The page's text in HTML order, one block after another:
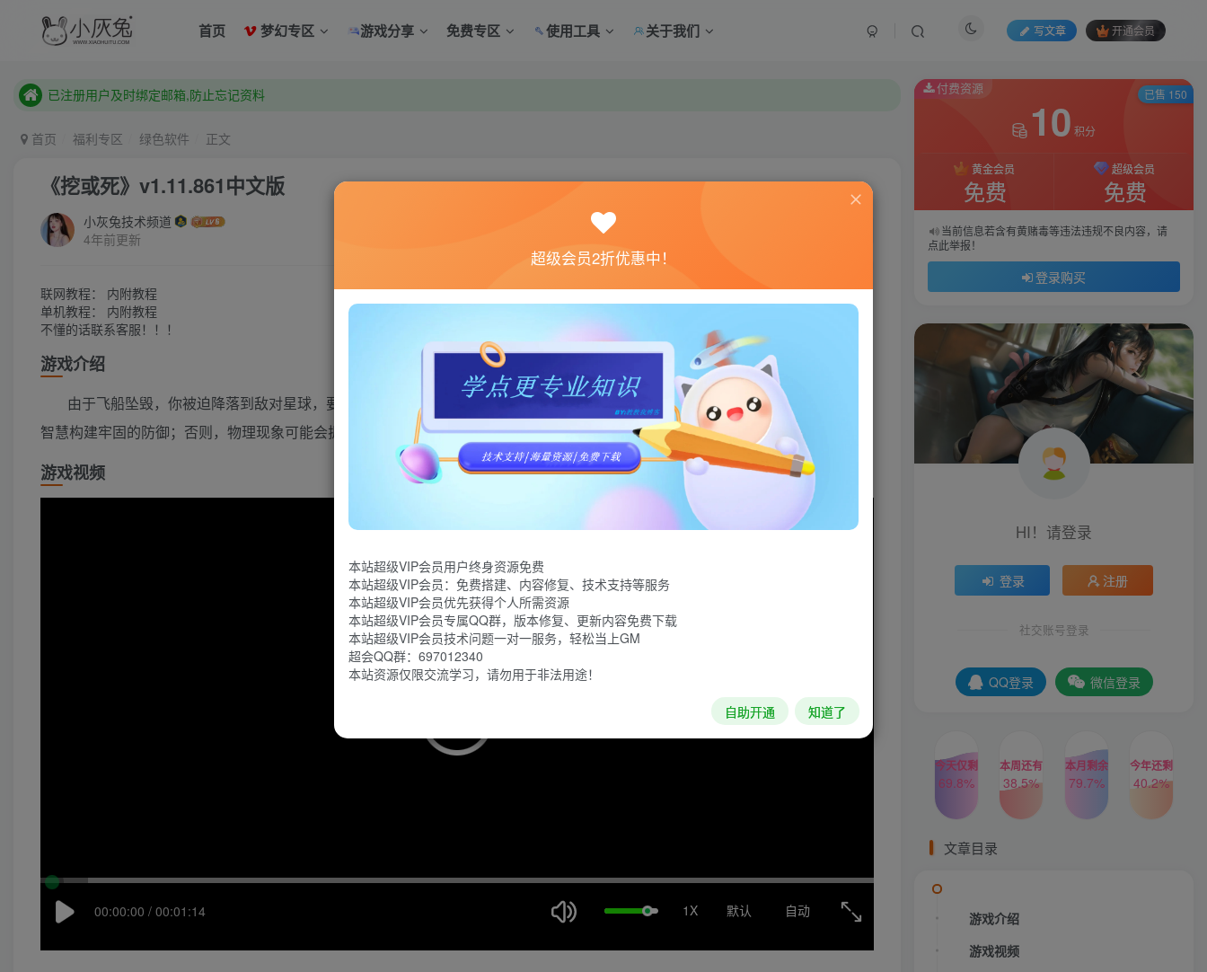
首页 梦幻专区 游戏分享 免费专区 使用工具 关于我们 写文章 开通会员
本站已开启QQ微信快速登录 ,拥有本站会员用户及时请问个人中心绑定！
本站已开启QQ微信快速登录 ,拥有本站会员用户及时请问个人中心绑定！
首页 福利专区 绿色软件 正文
《挖或死》v1.11.861中文版
小灰兔技术频道
4年前更新
联网教程： 内附教程
单机教程： 内附教程
不懂的话联系客服！！！
游戏介绍
由于飞船坠毁，你被迫降落到敌对星球，要想活着逃离，就必须构建最牢固的防御。但要注意…这个星球可是冷酷无情的。运用
智慧构建牢固的防御；否则，物理现象可能会扼杀或摧毁你唯一的生存希望。
游戏视频
自动
1X 默认
00:00:00 / 00:01:14
付费资源
10 积分
黄金会员
免费
超级会员
免费
当前信息若含有黄赌毒等违法违规不良内容，请
点此举报！
登录购买
已售 150
HI！请登录
登录 注册
社交账号登录
QQ登录 微信登录
今天仅剩
69.8%
本周还有
38.5%
本月剩余
79.7%
今年还剩
40.2%
文章目录
游戏介绍
游戏视频
超级会员2折优惠中！
本站超级VIP会员用户终身资源免费
本站超级VIP会员：免费搭建、内容修复、技术支持等服务
本站超级VIP会员优先获得个人所需资源
本站超级VIP会员专属QQ群，版本修复、更新内容免费下载
本站超级VIP会员技术问题一对一服务，轻松当上GM
超会QQ群：697012340
本站资源仅限交流学习，请勿用于非法用途！
自助开通 知道了